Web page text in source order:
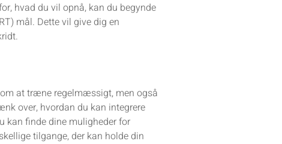
hvad du vil opnå, kan du begynde
mål. Dette vil give dig en
at træne regelmæssigt, men også
over, hvordan du kan integrere
kan finde dine muligheder for
tilgange, der kan holde din